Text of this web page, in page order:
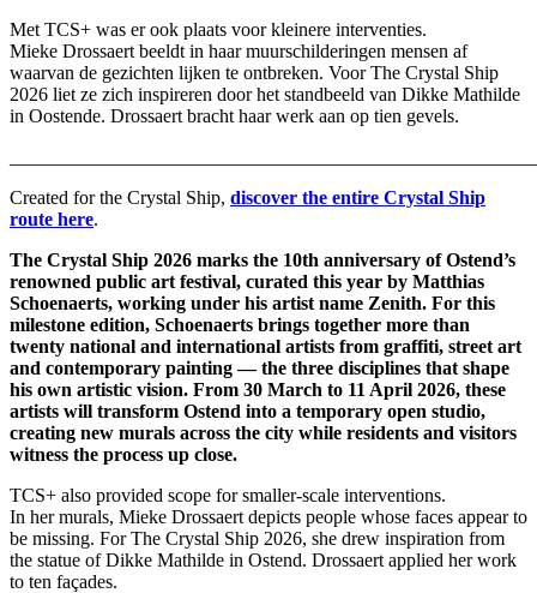
Met TCS+ was er ook plaats voor kleinere interventies.
Mieke Drossaert beeldt in haar muurschilderingen mensen af
waarvan de gezichten lijken te ontbreken. Voor The Crystal Ship
2026 liet ze zich inspireren door het standbeeld van Dikke Mathilde
in Oostende. Drossaert bracht haar werk aan op tien gevels.
Created for the Crystal Ship, discover the entire Crystal Ship
route here.
The Crystal Ship 2026 marks the 10th anniversary of Ostend’s
renowned public art festival, curated this year by Matthias
Schoenaerts, working under his artist name Zenith. For this
milestone edition, Schoenaerts brings together more than
twenty national and international artists from graffiti, street art
and contemporary painting — the three disciplines that shape
his own artistic vision. From 30 March to 11 April 2026, these
artists will transform Ostend into a temporary open studio,
creating new murals across the city while residents and visitors
witness the process up close.
TCS+ also provided scope for smaller-scale interventions.
In her murals, Mieke Drossaert depicts people whose faces appear to
be missing. For The Crystal Ship 2026, she drew inspiration from
the statue of Dikke Mathilde in Ostend. Drossaert applied her work
to ten façades.